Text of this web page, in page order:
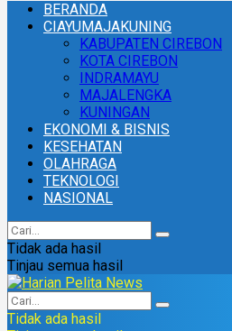
BERANDA
CIAYUMAJAKUNING
KABUPATEN CIREBON
KOTA CIREBON
INDRAMAYU
MAJALENGKA
KUNINGAN
EKONOMI & BISNIS
KESEHATAN
OLAHRAGA
TEKNOLOGI
NASIONAL
Tidak ada hasil
Tinjau semua hasil
Tidak ada hasil